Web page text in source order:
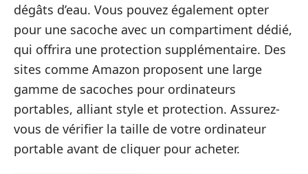
dégâts d’eau. Vous pouvez également opter
pour une sacoche avec un compartiment dédié,
qui offrira une protection supplémentaire. Des
sites comme Amazon proposent une large
gamme de sacoches pour ordinateurs
portables, alliant style et protection. Assurez-
vous de vérifier la taille de votre ordinateur
portable avant de cliquer pour acheter.